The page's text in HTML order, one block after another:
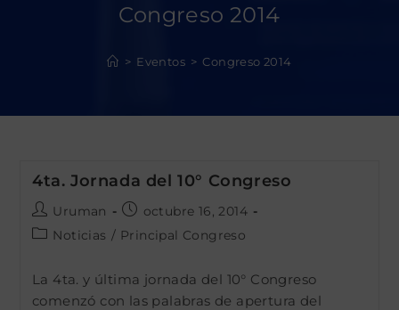
Congreso 2014
> Eventos > Congreso 2014
4ta. Jornada del 10° Congreso
Autor
de
Uruman
Publicación
de
octubre 16, 2014
Categoría
entrada:
Noticias / Principal Congreso
La 4ta. y última jornada del 10° Congreso
comenzó con las palabras de apertura del